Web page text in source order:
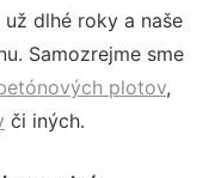
dlhé roky a naše
Samozrejme sme
plotov,
či iných.